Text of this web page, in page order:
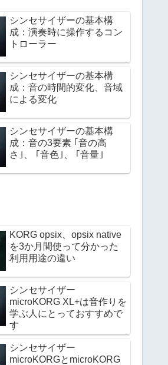
シンセサイザーの基本構
成：演奏時に操作するコン
トローラー
シンセサイザーの基本構
成：音の時間的変化、音域
による変化
シンセサイザーの基本構
成：音の3要素 ｢音の高
さ｣、 ｢音色｣、 ｢音量｣
KORG opsix、opsix native
を3か月間使って分かった
利用用途の違い
シンセサイザー
microKORG XL+は音作りを
学ぶ人にとっておすすめで
す
シンセサイザー
microKORGとmicroKORG